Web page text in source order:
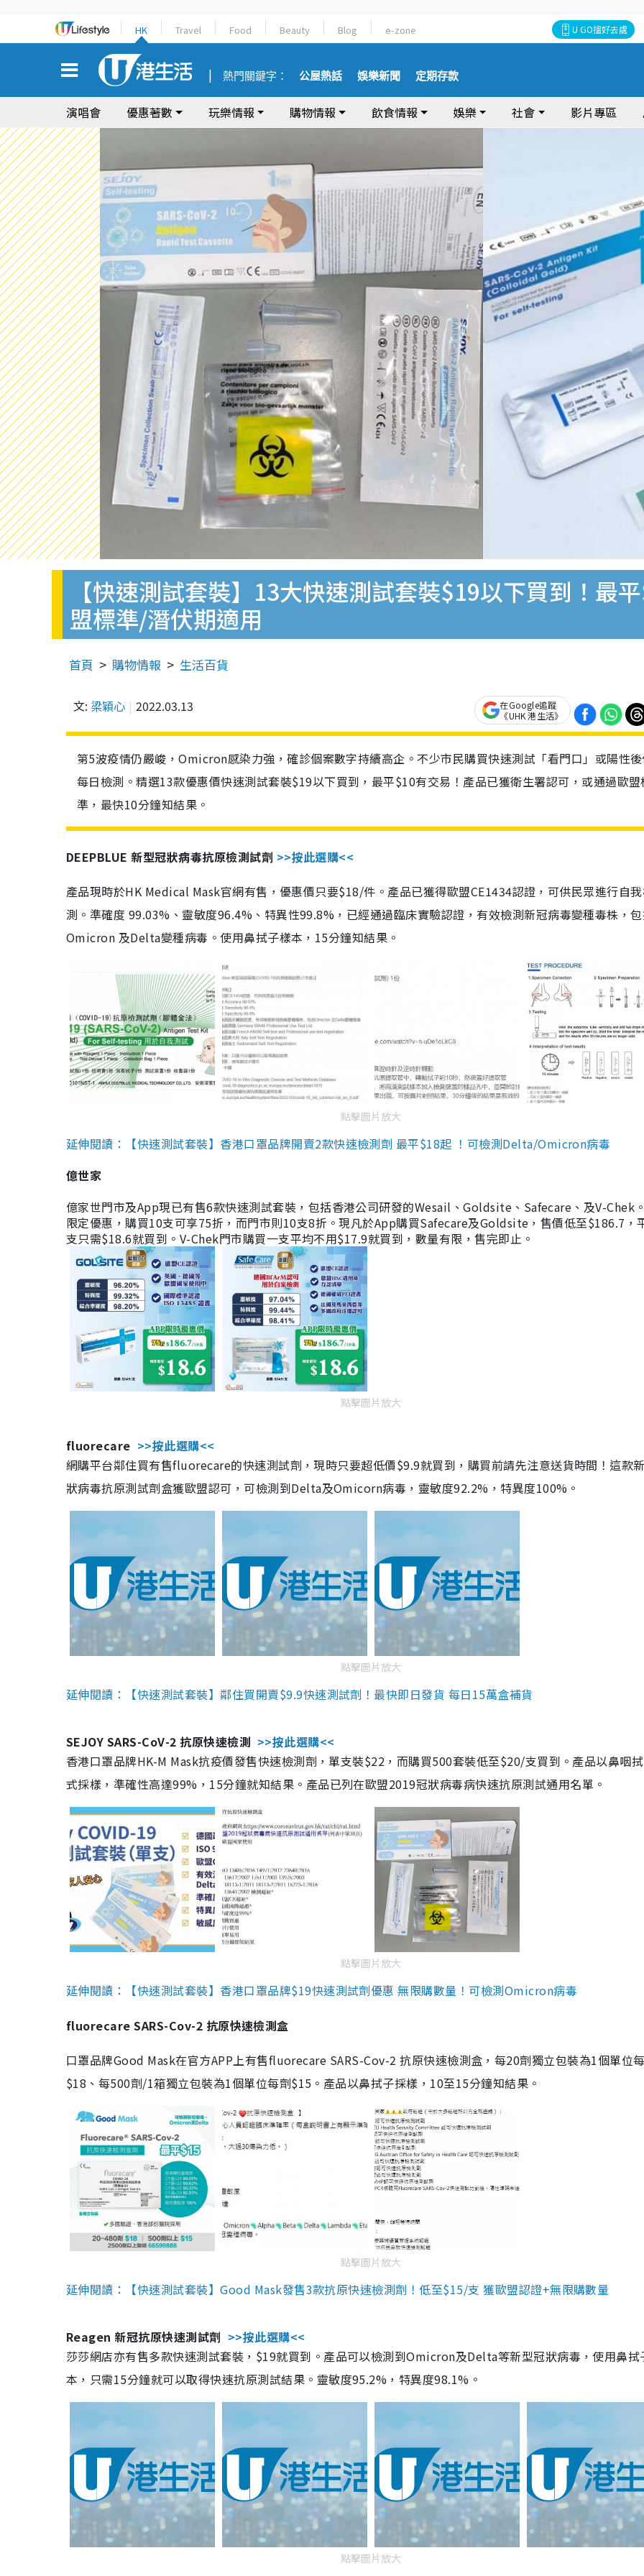
HK Travel Food Beauty Blog e-zone U GO搵好去處
熱門關鍵字： 公屋熱話 娛樂新聞 定期存款
演唱會 優惠著數 玩樂情報 購物情報 飲食情報 娛樂 社會 影片專區
【快速測試套裝】13大快速測試套裝$19以下買到！最
盟標準/潛伏期適用
首頁 購物情報 生活百貨
文: 梁穎心 2022.03.13
在Google追蹤
《UHK 港生活》
第5波疫情仍嚴峻，Omicron感染力強，確診個案數字持續高企。不少市民購買快速測試「看門口」或陽性
每日檢測。精選13款優惠價快速測試套裝$19以下買到，最平$10有交易！產品已獲衛生署認可，或通過歐盟
準，最快10分鐘知結果。
DEEPBLUE 新型冠狀病毒抗原檢測試劑 >>按此選購<<
產品現時於HK Medical Mask官網有售，優惠價只要$18/件。產品已獲得歐盟CE1434認證，可供民眾進行自
測。準確度 99.03%、靈敏度96.4%、特異性99.8%，已經通過臨床實驗認證，有效檢測新冠病毒變種毒株，
Omicron 及Delta變種病毒。使用鼻拭子樣本，15分鐘知結果。
點擊圖片放大
延伸閱讀：【快速測試套裝】香港口罩品牌開賣2款快速檢測劑 最平$18起 ！可檢測Delta/Omicron病毒
億世家
億家世門市及App現已有售6款快速測試套裝，包括香港公司研發的Wesail、Goldsite、Safecare、及V-Chek
限定優惠，購買10支可享75折，而門市則10支8折。現凡於App購買Safecare及Goldsite，售價低至$186.7，
支只需$18.6就買到。V-Chek門市購買一支平均不用$17.9就買到，數量有限，售完即止。
點擊圖片放大
fluorecare >>按此選購<<
網購平台鄰住買有售fluorecare的快速測試劑，現時只要超低價$9.9就買到，購買前請先注意送貨時間！這款
狀病毒抗原測試劑盒獲歐盟認可，可檢測到Delta及Omicorn病毒，靈敏度92.2%，特異度100%。
點擊圖片放大
延伸閱讀：【快速測試套裝】鄰住買開賣$9.9快速測試劑！最快即日發貨 每日15萬盒補貨
SEJOY SARS-CoV-2 抗原快速檢測 >>按此選購<<
香港口罩品牌HK-M Mask抗疫價發售快速檢測劑，單支裝$22，而購買500套裝低至$20/支買到。產品以鼻咽
式採樣，準確性高達99%，15分鐘就知結果。產品已列在歐盟2019冠狀病毒病快速抗原測試通用名單。
點擊圖片放大
延伸閱讀：【快速測試套裝】香港口罩品牌$19快速測試劑優惠 無限購數量！可檢測Omicron病毒
fluorecare SARS-Cov-2 抗原快速檢測盒
口罩品牌Good Mask在官方APP上有售fluorecare SARS-Cov-2 抗原快速檢測盒，每20劑獨立包裝為1個單位
$18、每500劑/1箱獨立包裝為1個單位每劑$15。產品以鼻拭子採樣，10至15分鐘知結果。
點擊圖片放大
延伸閱讀：【快速測試套裝】Good Mask發售3款抗原快速檢測劑！低至$15/支 獲歐盟認證+無限購數量
Reagen 新冠抗原快速測試劑 >>按此選購<<
莎莎網店亦有售多款快速測試套裝，$19就買到。產品可以檢測到Omicron及Delta等新型冠狀病毒，使用鼻拭
本，只需15分鐘就可以取得快速抗原測試結果。靈敏度95.2%，特異度98.1%。
點擊圖片放大